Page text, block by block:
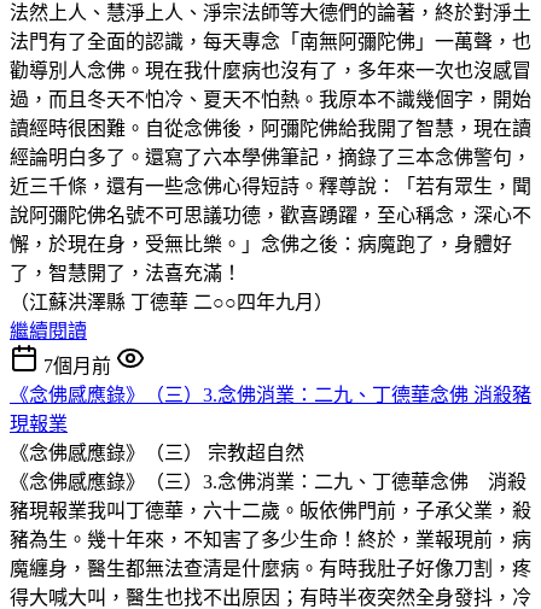
法然上人、慧淨上人、淨宗法師等大德們的論著，終於對淨土
法門有了全面的認識，每天專念「南無阿彌陀佛」一萬聲，也
勸導別人念佛。現在我什麼病也沒有了，多年來一次也沒感冒
過，而且冬天不怕冷、夏天不怕熱。我原本不識幾個字，開始
讀經時很困難。自從念佛後，阿彌陀佛給我開了智慧，現在讀
經論明白多了。還寫了六本學佛筆記，摘錄了三本念佛警句，
近三千條，還有一些念佛心得短詩。釋尊說：「若有眾生，聞
說阿彌陀佛名號不可思議功德，歡喜踴躍，至心稱念，深心不
懈，於現在身，受無比樂。」念佛之後：病魔跑了，身體好
了，智慧開了，法喜充滿！
（江蘇洪澤縣 丁德華 二○○四年九月）
繼續閱讀
7個月前
《念佛感應錄》（三）3.念佛消業： 二九、丁德華念佛 消殺豬
現報業
《念佛感應錄》（三） 宗教超自然
《念佛感應錄》（三）3.念佛消業：二九、丁德華念佛 消殺
豬現報業我叫丁德華，六十二歲。皈依佛門前，子承父業，殺
豬為生。幾十年來，不知害了多少生命！終於，業報現前，病
魔纏身，醫生都無法查清是什麼病。有時我肚子好像刀割，疼
得大喊大叫，醫生也找不出原因；有時半夜突然全身發抖，冷